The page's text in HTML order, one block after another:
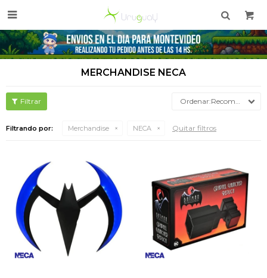

MERCHANDISE NECA
Recomendados
Filtrando por: Merchandise NECA Quitar filtros